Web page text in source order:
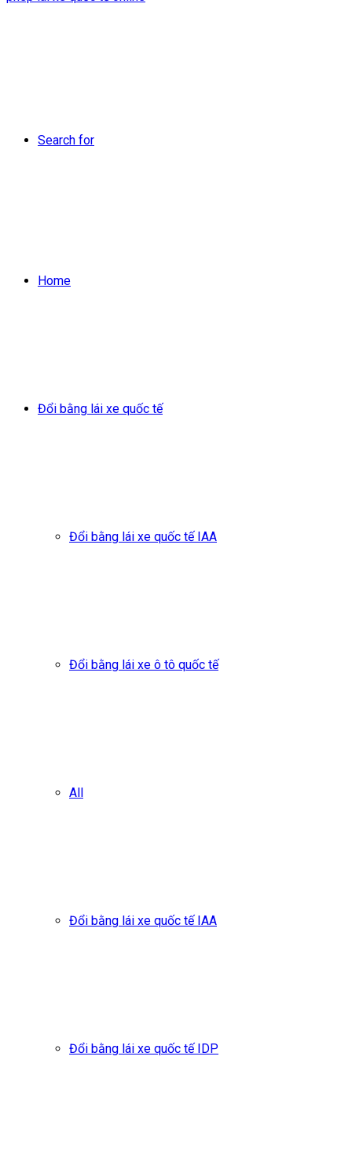
Search for
Home
Đổi bằng lái xe quốc tế
Đổi bằng lái xe quốc tế IAA
Đổi bằng lái xe ô tô quốc tế
All
Đổi bằng lái xe quốc tế IAA
Đổi bằng lái xe quốc tế IDP